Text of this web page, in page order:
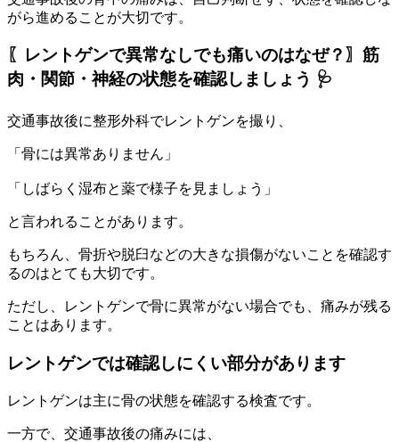
がら進めることが大切です。
〖レントゲンで異常なしでも痛いのはなぜ？〗筋
肉・関節・神経の状態を確認しましょう 🩺
交通事故後に整形外科でレントゲンを撮り、
「骨には異常ありません」
「しばらく湿布と薬で様子を見ましょう」
と言われることがあります。
もちろん、骨折や脱臼などの大きな損傷がないことを確認す
るのはとても大切です。
ただし、レントゲンで骨に異常がない場合でも、痛みが残る
ことはあります。
レントゲンでは確認しにくい部分があります
レントゲンは主に骨の状態を確認する検査です。
一方で、交通事故後の痛みには、